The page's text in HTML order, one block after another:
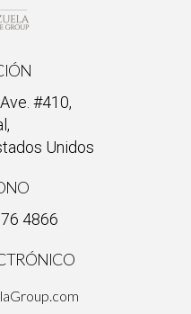
#410,
Unidos
4866